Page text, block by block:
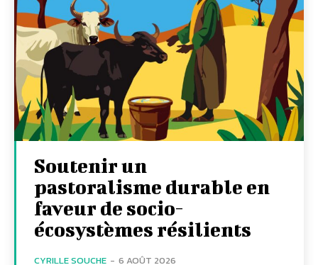
Soutenir un
pastoralisme durable en
faveur de socio-
écosystèmes résilients
CYRILLE SOUCHE - 6 AOÛT 2026